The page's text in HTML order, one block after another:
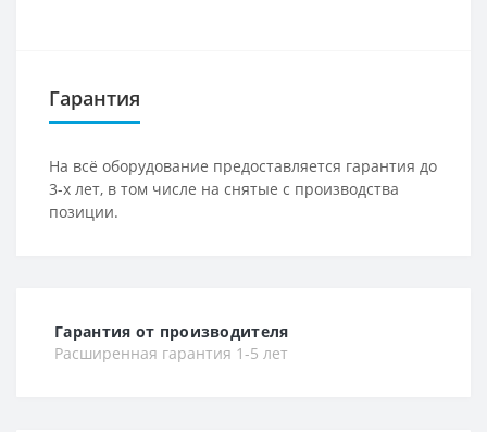
Гарантия
На всё оборудование предоставляется гарантия до
3-х лет, в том числе на снятые с производства
позиции.
Гарантия от производителя
Расширенная гарантия 1-5 лет